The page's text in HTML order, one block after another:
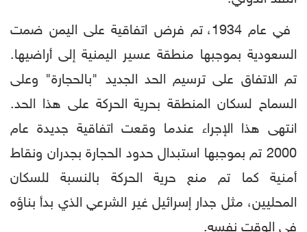
في عام 1934، تم فرض اتفاقية على اليمن ضمت
السعودية بموجبها منطقة عسير اليمنية إلى أراضيها.
تم الاتفاق على ترسيم الحد الجديد "بالحجارة" وعلى
السماح لسكان المنطقة بحرية الحركة على هذا الحد.
انتهى هذا الإجراء عندما وقعت اتفاقية جديدة عام
2000 تم بموجبها استبدال حدود الحجارة بجدران ونقاط
أمنية كما تم منع حرية الحركة بالنسبة للسكان
المحليين، مثل جدار إسرائيل غير الشرعي الذي بدأ بناؤه
في الوقت نفسه.